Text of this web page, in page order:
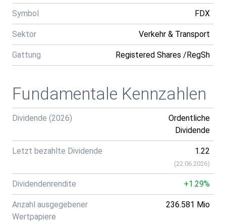
Symbol FDX
Sektor Verkehr & Transport
Gattung Registered Shares /RegSh
Fundamentale Kennzahlen
Dividende (2026)
Ordentliche
Dividende
Letzt bezahlte Dividende 1.22
(22.06.2026)
Dividendenrendite +1.29%
Anzahl ausgegebener
Wertpapiere
236.581 Mio